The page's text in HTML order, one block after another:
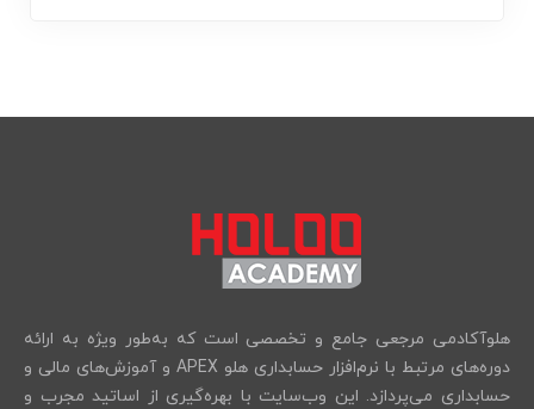
هلوآکادمی مرجعی جامع و تخصصی است که به‌طور ویژه به ارائه
دوره‌های مرتبط با نرم‌افزار حسابداری هلو APEX و آموزش‌های مالی و
حسابداری می‌پردازد. این وب‌سایت با بهره‌گیری از اساتید مجرب و